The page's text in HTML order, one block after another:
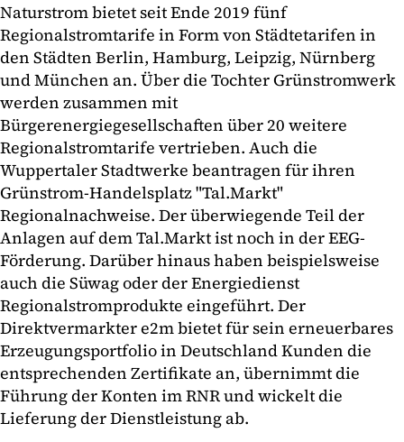
Naturstrom bietet seit Ende 2019 fünf
Regionalstromtarife in Form von Städtetarifen in
den Städten Berlin, Hamburg, Leipzig, Nürnberg
und München an. Über die Tochter Grünstromwerk
werden zusammen mit
Bürgerenergiegesellschaften über 20 weitere
Regionalstromtarife vertrieben. Auch die
Wuppertaler Stadtwerke beantragen für ihren
Grünstrom-Handelsplatz "Tal.Markt"
Regionalnachweise. Der überwiegende Teil der
Anlagen auf dem Tal.Markt ist noch in der EEG-
Förderung. Darüber hinaus haben beispielsweise
auch die Süwag oder der Energiedienst
Regionalstromprodukte eingeführt. Der
Direktvermarkter e2m bietet für sein erneuerbares
Erzeugungsportfolio in Deutschland Kunden die
entsprechenden Zertifikate an, übernimmt die
Führung der Konten im RNR und wickelt die
Lieferung der Dienstleistung ab.